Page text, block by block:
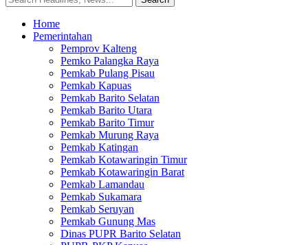
Home
Pemerintahan
Pemprov Kalteng
Pemko Palangka Raya
Pemkab Pulang Pisau
Pemkab Kapuas
Pemkab Barito Selatan
Pemkab Barito Utara
Pemkab Barito Timur
Pemkab Murung Raya
Pemkab Katingan
Pemkab Kotawaringin Timur
Pemkab Kotawaringin Barat
Pemkab Lamandau
Pemkab Sukamara
Pemkab Seruyan
Pemkab Gunung Mas
Dinas PUPR Barito Selatan